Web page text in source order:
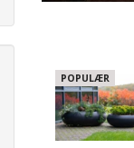
POPULÆR